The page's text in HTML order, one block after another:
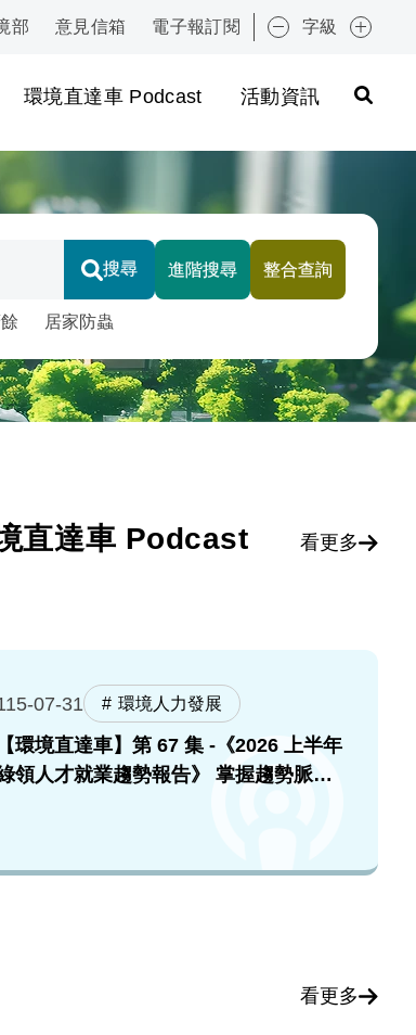
部 意見信箱 電子報訂閱 字級
環境直達車 Podcast 活動資訊
:::
搜尋 進階搜尋 整合查詢
標籤快速搜尋
居家防蟲
直達車 Podcast 看更多
07-31 環境人力發展
【環境直達車】第 67 集 -《2026 上半年
領人才就業趨勢報告》 掌握趨勢脈
看更多